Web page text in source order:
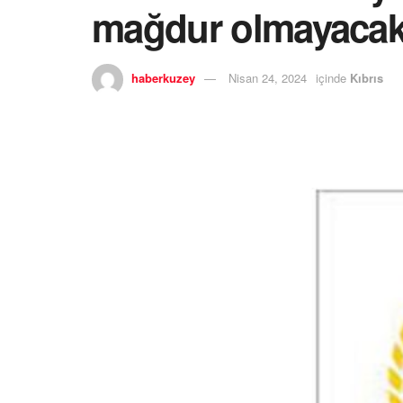
mağdur
haberkuzey Nisan 24, 2024 içinde Kıbrıs